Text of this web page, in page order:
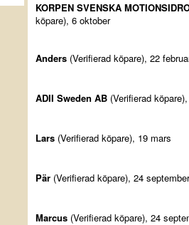
KORPEN SVENSKA
köpare), 6 oktober
Anders(Verifierad köpare), 22
ADII Sweden AB(Verifierad
Lars(Verifierad köpare), 19 mars
Pär(Verifierad köpare), 24 september
Marcus(Verifierad köpare), 24